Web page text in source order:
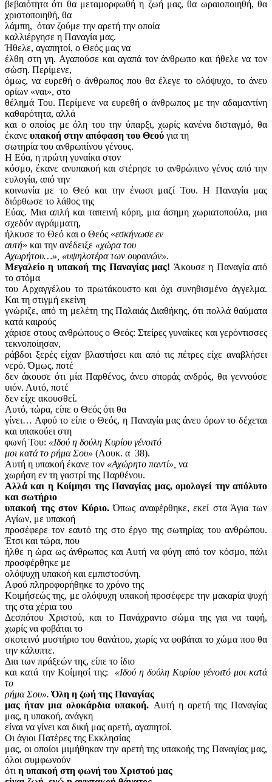
βεβαιότητα ότι θα μεταμορφωθή η ζωή μας, θα ωραιοποιηθή, θα
χριστοποιηθή, θα
λάμπη, όταν ζούμε την αρετή την οποία
καλλιέργησε η Παναγία μας.
Ήθελε, αγαπητοί, ο Θεός μας να
έλθη στη γη. Αγαπούσε και αγαπά τον άνθρωπο και ήθελε να τον
σώση. Περίμενε,
όμως, να ευρεθή ο άνθρωπος που θα έλεγε το ολόψυχο, το άνευ
ορίων «ναι», στο
θέλημά Του. Περίμενε να ευρεθή ο άνθρωπος με την αδαμαντίνη
καθαρότητα, αλλά
και ο οποίος με όλη του την ύπαρξι, χωρίς κανένα δισταγμό, θα
έκανε υπακοή στην απόφαση του Θεού για τη
σωτηρία του ανθρωπίνου γένους.
Η Εύα, η πρώτη γυναίκα στον
κόσμο, έκανε ανυπακοή και στέρησε το ανθρώπινο γένος από την
ευλογία, από την
κοινωνία με το Θεό και την ένωσι μαζί Του. Η Παναγία μας
διόρθωσε το λάθος της
Εύας. Μια απλή και ταπεινή κόρη, μια άσημη χωριατοπούλα, μια
σχεδόν αγράμματη,
ήλκυσε το Θεό και ο Θεός «εσκήνωσε εν
αυτή» και την ανέδειξε «χώρα του
Αχωρήτου…», «υψηλοτέρα των ουρανών».
Μεγαλείο η υπακοή της Παναγίας μας! Άκουσε η Παναγία από
το στόμα
του Αρχαγγέλου το πρωτάκουστο και όχι συνηθισμένο άγγελμα.
Και τη στιγμή εκείνη
γνώριζε, από τη μελέτη της Παλαιάς Διαθήκης, ότι πολλά θαύματα
κατά καιρούς
χάρισε στους ανθρώπους ο Θεός: Στείρες γυναίκες και γερόντισσες
τεκνοποίησαν,
ράβδοι ξερές είχαν βλαστήσει και από τις πέτρες είχε αναβλήσει
νερό. Όμως, ποτέ
δεν άκουσε ότι μία Παρθένος, άνευ σποράς ανδρός, θα γεννούσε
υιόν. Αυτό, ποτέ
δεν είχε ακουσθεί.
Αυτό, τώρα, είπε ο Θεός ότι θα
γίνει… Αφού το είπε ο Θεός, η Παναγία μας άνευ όρων το δέχεται
και υπακούει στη
φωνή Του: «Ιδού η δούλη Κυρίου γένοιτό
μοι κατά το ρήμα Σου» (Λουκ. α 38).
Αυτή η υπακοή έκανε τον «Αχώρητο παντί», να
χωρήση εν τη γαστρί της Παρθένου.
Αλλά και η Κοίμησι της Παναγίας μας, ομολογεί την απόλυτο
και σωτήριο
υπακοή της στον Κύριο.Όπως αναφέρθηκε, εκεί στα Άγια των
Αγίων, με υπακοή
προσέφερε τον εαυτό της στο έργο της σωτηρίας του ανθρώπου.
Έτσι και τώρα, που
ήλθε η ώρα ως άνθρωπος και Αυτή να φύγη από τον κόσμο, πάλι
προσφέρθηκε με
ολόψυχη υπακοή και εμπιστοσύνη.
Αφού πληροφορήθηκε το χρόνο της
Κοιμήσεώς της, με ολόψυχη υπακοή προσέφερε την μακαρία ψυχή
της στα χέρια του
Δεσπότου Χριστού, και το Πανάχραντο σώμα της για να ταφή,
χωρίς να φοβάται το
σκοτεινό μυστήριο του θανάτου, χωρίς να φοβάται το χώμα που θα
την κάλυπτε.
Δια των πράξεών της, είπε το ίδιο
και κατά την Κοίμησί της:
«Ιδού η δούλη Κυρίου γένοιτό μοι κατά
το
ρήμα Σου».Όλη η ζωή της Παναγίας
μας ήταν μια ολοκάρδια υπακοή. Αυτή η αρετή της Παναγίας
μας, η υπακοή, ανάγκη
είναι να γίνει και δική μας αρετή, αγαπητοί.
Οι άγιοι Πατέρες της Εκκλησίας
μας, οι οποίοι μιμήθηκαν την αρετή της υπακοής της Παναγίας μας,
όλοι συμφωνούν
ότι η υπακοή στη φωνή του Χριστού μας